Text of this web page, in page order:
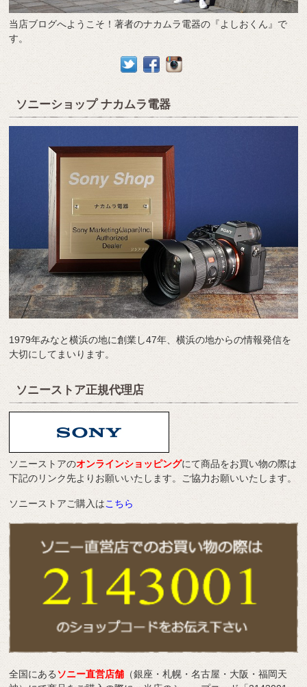
当店ブログへようこそ！著者のナカムラ電器の『よしおくん』で
す。
ソニーショップ ナカムラ電器
1979年みなと横浜の地に創業し47年、横浜の地からの情報発信を
大切にしてまいります。
ソニーストア正規代理店
ソニーストアのオンラインショッピングにて商品をお買い物の際は
下記のリンク先よりお願いいたします。ご協力お願いいたします。
ソニーストアご購入はこちら
全国にあるソニー直営店舗 （銀座・札幌・名古屋・大阪・福岡天